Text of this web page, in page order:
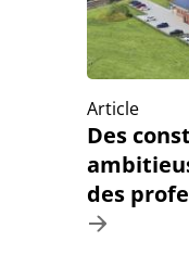
Article
Des
des